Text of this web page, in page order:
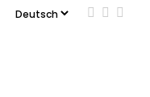
Add us
Follow